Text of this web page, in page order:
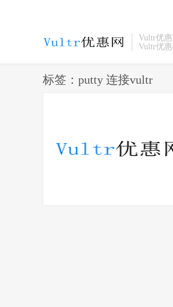
Vultr优惠
Vultr优
标签：putty 连接vultr